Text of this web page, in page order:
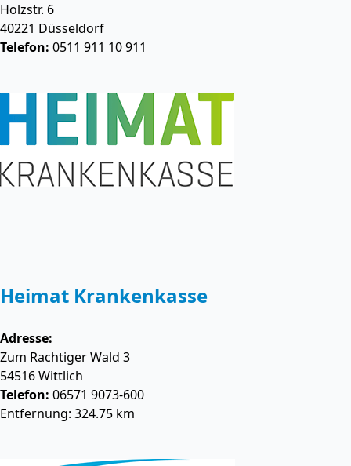
Holzstr. 6
40221 Düsseldorf
Telefon: 0511 911 10 911
Heimat Krankenkasse
Adresse:
Zum Rachtiger Wald 3
54516Wittlich
Telefon: 06571 9073-600
Entfernung: 324.75 km